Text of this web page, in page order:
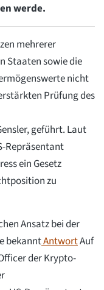
werde.
mehrerer
Staaten sowie die
nicht
Prüfung des
geführt. Laut
Repräsentant
ein Gesetz
zu
Ansatz bei der
bekanntAntwortAuf
der Krypto-